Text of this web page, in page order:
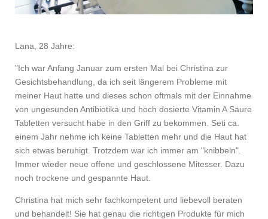
Lana, 28 Jahre:
"Ich war Anfang Januar zum ersten Mal bei Christina zur
Gesichtsbehandlung, da ich seit längerem Probleme mit
meiner Haut hatte und dieses schon oftmals mit der Einnahme
von ungesunden Antibiotika und hoch dosierte Vitamin A Säure
Tabletten versucht habe in den Griff zu bekommen. Seti ca.
einem Jahr nehme ich keine Tabletten mehr und die Haut hat
sich etwas beruhigt. Trotzdem war ich immer am "knibbeln".
Immer wieder neue offene und geschlossene Mitesser. Dazu
noch trockene und gespannte Haut.
Christina hat mich sehr fachkompetent und liebevoll beraten
und behandelt! Sie hat genau die richtigen Produkte für mich